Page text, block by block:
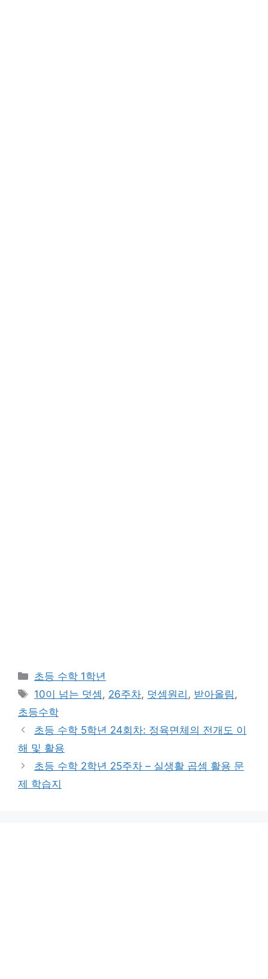
카
테
리
초등 수학 1학년
태
그
10이 넘는 덧셈 , 26주차, 덧셈원리 , 받아올림 ,
초등수학
초등 수학 5학년 24회차: 정육면체의 전개도 이
해 및 활용
초등 수학 2학년 25주차 – 실생활 곱셈 활용 문
제 학습지